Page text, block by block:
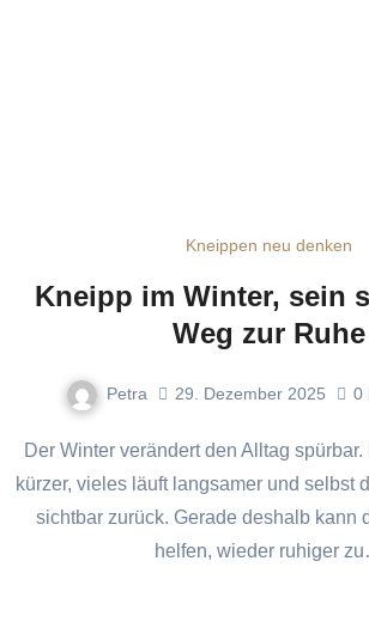
Kneippen neu denken
Kneipp im Winter, sein
Weg zur Ruhe
Petra 29. Dezember 2025 0
Der Winter verändert den Alltag spürbar. Die Tage werden
kürzer, vieles läuft langsamer und selbst
sichtbar zurück. Gerade deshalb kann
helfen, wieder ruhiger